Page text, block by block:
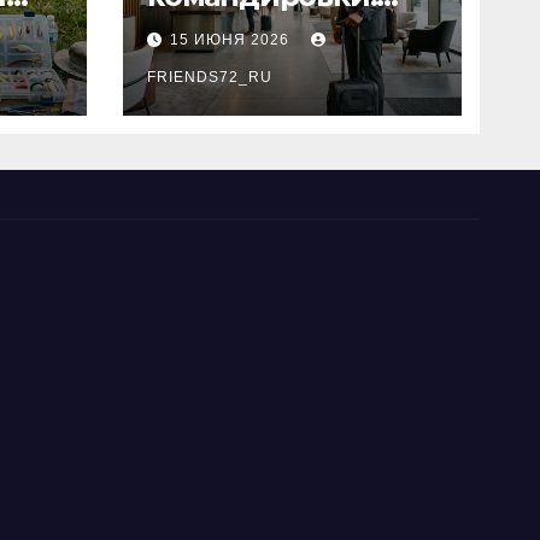
основные
критерии выбора
15 ИЮНЯ 2026
FRIENDS72_RU